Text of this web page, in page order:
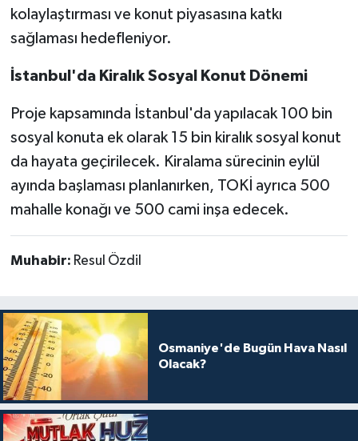
kolaylaştırması ve konut piyasasına katkı
sağlaması hedefleniyor.
İstanbul'da Kiralık Sosyal Konut Dönemi
Proje kapsamında İstanbul'da yapılacak 100 bin
sosyal konuta ek olarak 15 bin kiralık sosyal konut
da hayata geçirilecek. Kiralama sürecinin eylül
ayında başlaması planlanırken, TOKİ ayrıca 500
mahalle konağı ve 500 cami inşa edecek.
Muhabir: Resul Özdil
Osmaniye'de Bugün Hava Nasıl
Olacak?